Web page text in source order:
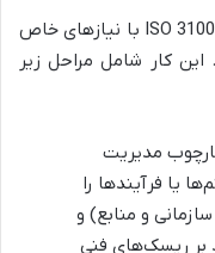
اولین قدم، تطبیق اصول و چارچوب کلی ISO 31000 با نیازهای خاص
کار شامل مراحل زیر
مدیریت
یا فرآیندها را
و منابع) و
بر ریسک‌های فنی